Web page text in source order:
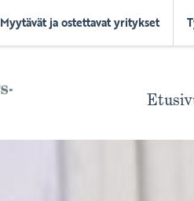
Myytävät ja ostettavat yritykset